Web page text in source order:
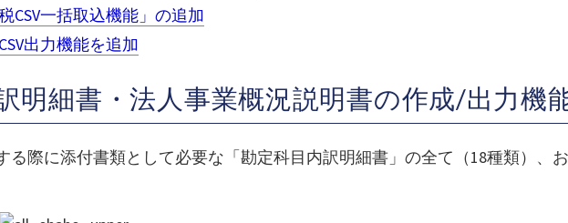
CSV一括取込機能」の追加
出力機能を追加
明細書・法人事業概況説明書の作成/出力機
る際に添付書類として必要な「勘定科目内訳明細書」の全て（18種類）、